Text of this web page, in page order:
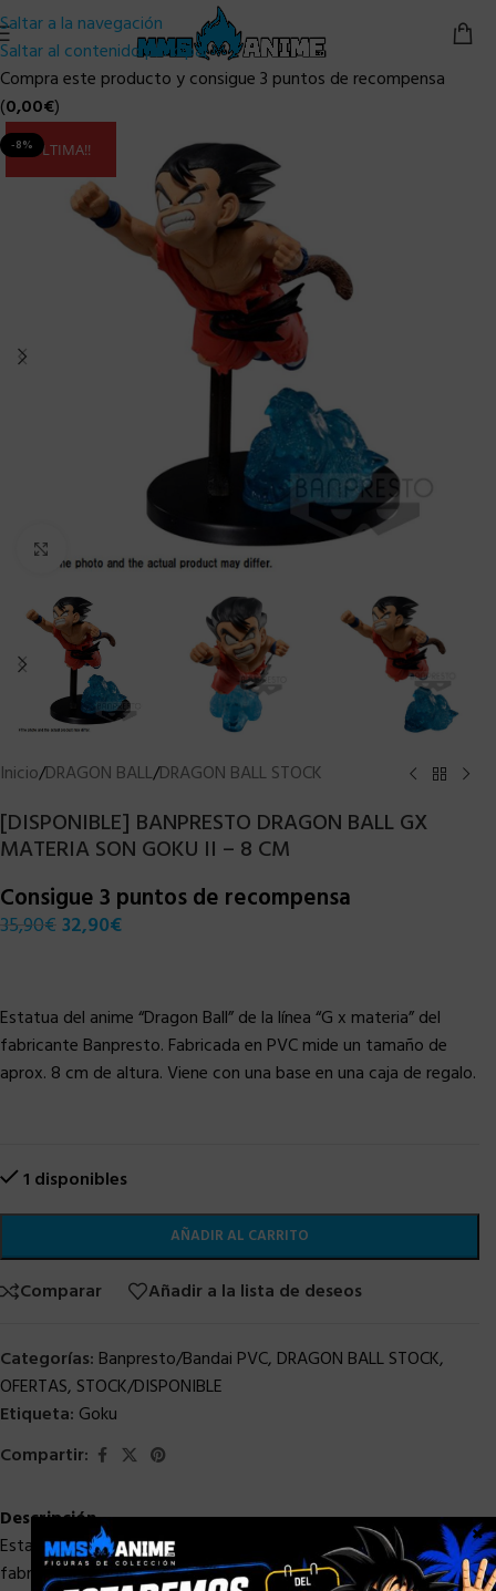
Saltar a la navegación
Saltar al contenido principal
Compra este producto y consigue 3 puntos de recompensa
(0,00€)
-8%ULTIMA!!
Inicio/DRAGON BALL/DRAGON BALL STOCK
[DISPONIBLE] BANPRESTO DRAGON BALL GX
MATERIA SON GOKU II – 8 CM
Consigue 3 puntos de recompensa
35,90€ 32,90€
Estatua del anime “Dragon Ball” de la línea “G x materia” del
fabricante Banpresto. Fabricada en PVC mide un tamaño de
aprox. 8 cm de altura. Viene con una base en una caja de regalo.
1 disponibles
AÑADIR AL CARRITO
Comparar Añadir a la lista de deseos
Categorías: Banpresto/Bandai PVC, DRAGON BALL STOCK,
OFERTAS, STOCK/DISPONIBLE
Etiqueta: Goku
Compartir:
Descripción
Estatua del anime “Dragon Ball” de la línea “G x materia” del
fabricante Banpresto.
×